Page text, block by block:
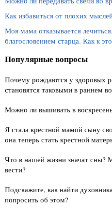
Как избавиться от плохих
Моя мама отказывается
благословением старца. Как к
Популярные вопросы
Почему рождаются у здоровых
становятся таковыми в раннем
Можно ли вышивать в
Я стала крестной мамой сыну
она теперь стать крестной
Что в нашей жизни значат сны?
вести?
Подскажите, как найти
попросить об этом?